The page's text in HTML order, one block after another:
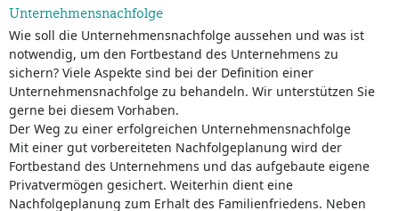
Unternehmensnachfolge
Wie soll die Unternehmensnachfolge aussehen und was ist
notwendig, um den Fortbestand des Unternehmens zu
sichern? Viele Aspekte sind bei der Definition einer
Unternehmensnachfolge zu behandeln. Wir unterstützen Sie
gerne bei diesem Vorhaben.
Der Weg zu einer erfolgreichen Unternehmensnachfolge
Mit einer gut vorbereiteten Nachfolgeplanung wird der
Fortbestand des Unternehmens und das aufgebaute eigene
Privatvermögen gesichert. Weiterhin dient eine
Nachfolgeplanung zum Erhalt des Familienfriedens. Neben